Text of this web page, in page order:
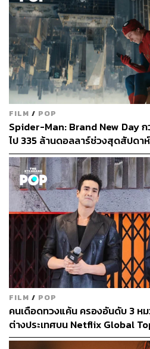
ภาพ: Netflix
TAGS: Netflix ภาพยนตร์ Don’t
ABOUT
FILM / POP
Spider-Man: Brand New Day ก
ไป 335 ล้านดอลลาร์ช่วงสุดสัปดา
FILM / POP
คนเดือดทวงแค้น ครองอันดับ 3 ห
ต่างประเทศบน Netflix Global